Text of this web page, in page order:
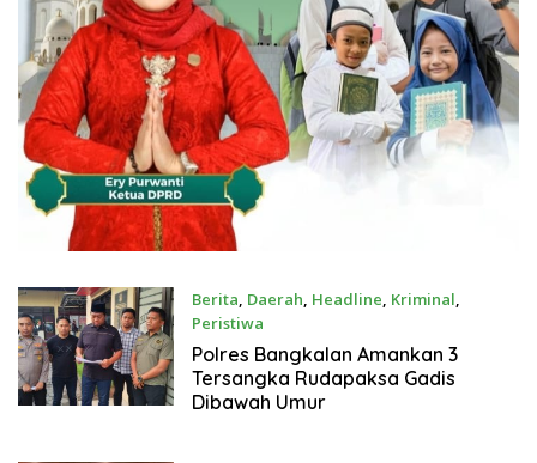
Berita, Daerah, Headline, Kriminal,
Peristiwa
Juli 21, 2026
Polres Bangkalan Amankan 3
Tersangka Rudapaksa Gadis
Dibawah Umur